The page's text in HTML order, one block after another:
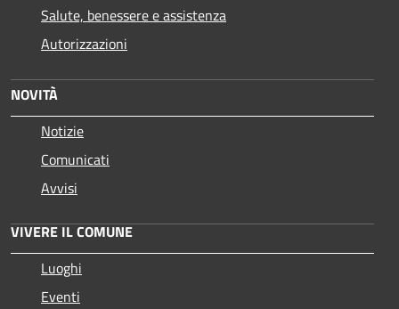
Salute, benessere e assistenza
Autorizzazioni
NOVITÀ
Notizie
Comunicati
Avvisi
VIVERE IL COMUNE
Luoghi
Eventi